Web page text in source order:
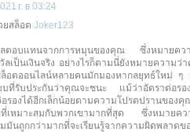
г. в 03:24
ยสล็อต Joker123
ลตอบแทนจากการหมุนของคุณ ซึ่งหมายคว
เป็นเงินจริง อย่างไรก็ตามนี่ยังหมายความว่
ล็อตออนไลน์หลายคนมักมองหากลยุทธ์ใหม่ ๆ
บที่รับประกันว่าคุณจะชนะ แม้ว่าอัตราต่อร
รองได้อีกเล็กน้อยตามความโปรดปรานของ
ที่เหมาะสมกับพวกเขามากที่สุด ซึ่งหมายคว
มันถูกกว่ามากที่จะเรียนรู้จากความผิดพลาดข